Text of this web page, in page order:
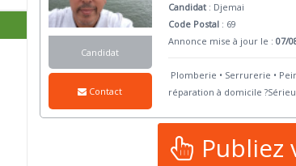
Candidat
Contact
Candidat : Djemai
Code Postal : 69
Annonce mise à jour le :07/
Plomberie • Serrurerie •
réparation à domicile